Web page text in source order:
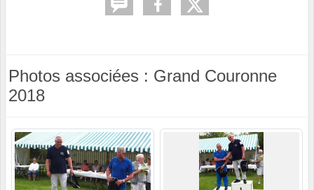
Photos associées : Grand Couronne
2018